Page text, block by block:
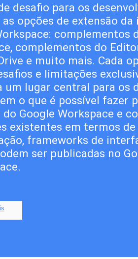
desafio para os
opções de extensão
complementos
complementos do
e muito mais. Cada
e limitações
um lugar central para os
o que é possível fazer
Google Workspace e
existentes em termos de
frameworks de
ser publicadas no